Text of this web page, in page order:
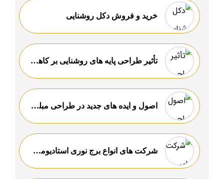
خرید و فروش دكل روشنايى
تأثیر طراحی پایه های روشنایی بر کاهش آلودگی نوری و مصرف انرژی
اصول و ایده های جدید در طراحی مبلمان شهری
شرکت های انواع برج نوری استادیومی باکیفیت